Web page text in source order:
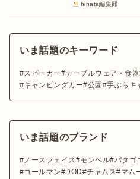
hinata編集部
いま話題のキーワード
スピーカー テーブルウェア・食器
キャンピングカー 公園 手ぶらキ
いま話題のブランド
ノースフェイス モンベル パタゴ
コールマン
DOD チャムス マム